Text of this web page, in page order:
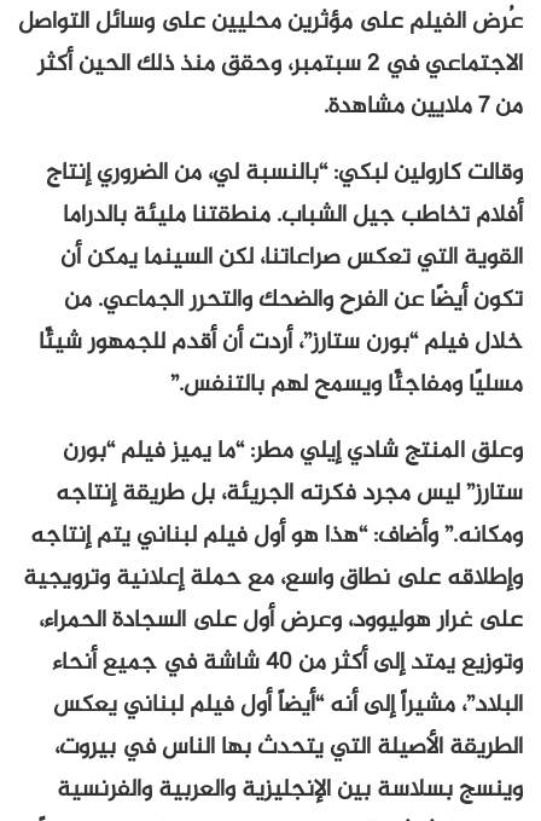
عُرض الفيلم على مؤثرين محليين على وسائل التواصل
الاجتماعي في 2 سبتمبر، وحقق منذ ذلك الحين أكثر
من 7 ملايين مشاهدة.
وقالت كارولين لبكي: “بالنسبة لي، من الضروري إنتاج
أفلام تخاطب جيل الشباب. منطقتنا مليئة بالدراما
القوية التي تعكس صراعاتنا، لكن السينما يمكن أن
تكون أيضًا عن الفرح والضحك والتحرر الجماعي. من
خلال فيلم “بورن ستارز”، أردت أن أقدم للجمهور شيئًا
مسليًا ومفاجئًا ويسمح لهم بالتنفس.”
وعلق المنتج شادي إيلي مطر: “ما يميز فيلم “بورن
ستارز” ليس مجرد فكرته الجريئة، بل طريقة إنتاجه
ومكانه.” وأضاف: “هذا هو أول فيلم لبناني يتم إنتاجه
وإطلاقه على نطاق واسع، مع حملة إعلانية وترويجية
على غرار هوليوود، وعرض أول على السجادة الحمراء،
وتوزيع يمتد إلى أكثر من 40 شاشة في جميع أنحاء
البلاد”، مشيراً إلى أنه “أيضاً أول فيلم لبناني يعكس
الطريقة الأصيلة التي يتحدث بها الناس في بيروت،
وينسج بسلاسة بين الإنجليزية والعربية والفرنسية